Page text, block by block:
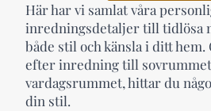
Här har vi samlat våra
inredningsdetaljer till tidlösa
både stil och känsla i ditt hem.
efter inredning till
vardagsrummet, hittar du
din stil.